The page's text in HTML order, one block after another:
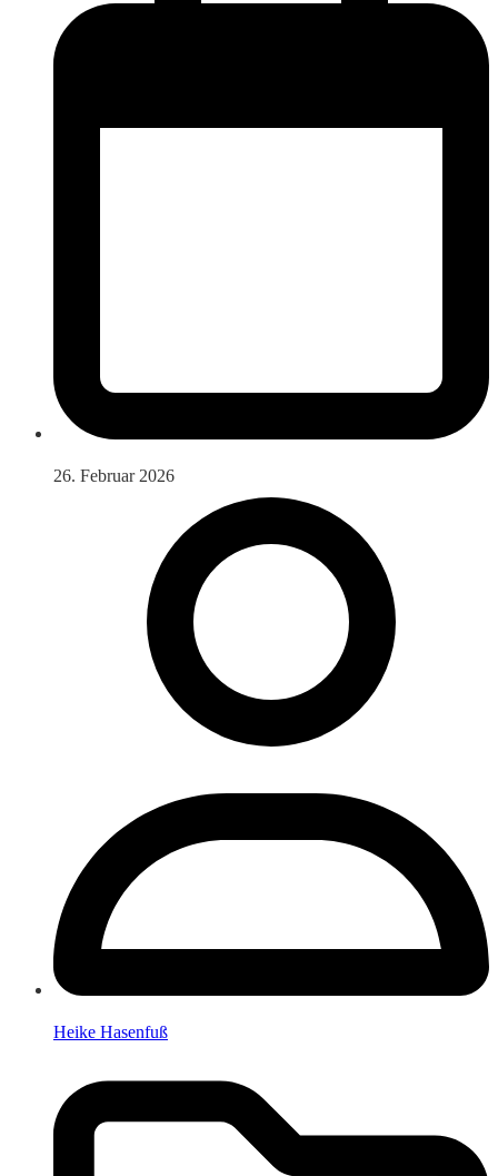
26. Februar 2026
Heike Hasenfuß